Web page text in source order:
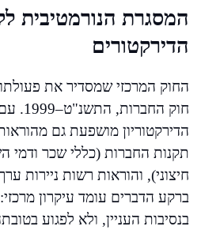
המסגרת הנורמטיבית
הדירקטורים
החוק המרכזי שמסדיר את פעולתו
חוק
הדירקטוריון מושפעת גם
תקנות החברות (כללי שכר ודמי
חיצוני), והוראות רשות ניירות
ברקע הדברים עומד עיקרון
בנסיבות העניין, ולא לפגוע